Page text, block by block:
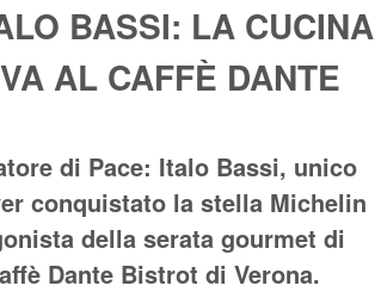
BASSI: LA CUCINA
AL CAFFÈ DANTE
di Pace: Italo Bassi, unico
conquistato la stella Michelin
della serata gourmet di
Dante Bistrot di Verona.